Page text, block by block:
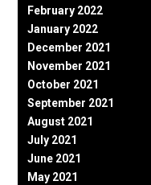
February 2022
January 2022
December 2021
November 2021
October 2021
September 2021
August 2021
July 2021
June 2021
May 2021